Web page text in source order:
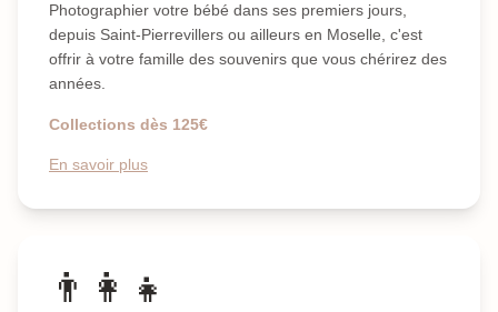
Photographier votre bébé dans ses premiers jours,
depuis Saint-Pierrevillers ou ailleurs en Moselle, c'est
offrir à votre famille des souvenirs que vous chérirez des
années.
Collections dès 125€
En savoir plus
👨‍👩‍👧